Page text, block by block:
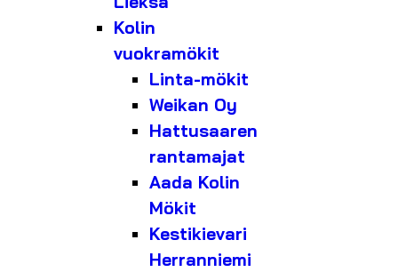
Kolin
vuokramökit
Linta-mökit
Weikan Oy
Hattusaaren
rantamajat
Aada Kolin
Mökit
Kestikievari
Herranniemi